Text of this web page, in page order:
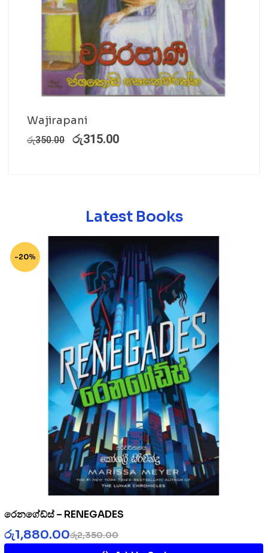
Wajirapani
රු350.00 රු315.00
Latest Books
-20%
රෙනගේඩ්ස් – RENEGADES
රු2,350.00
රු1,880.00